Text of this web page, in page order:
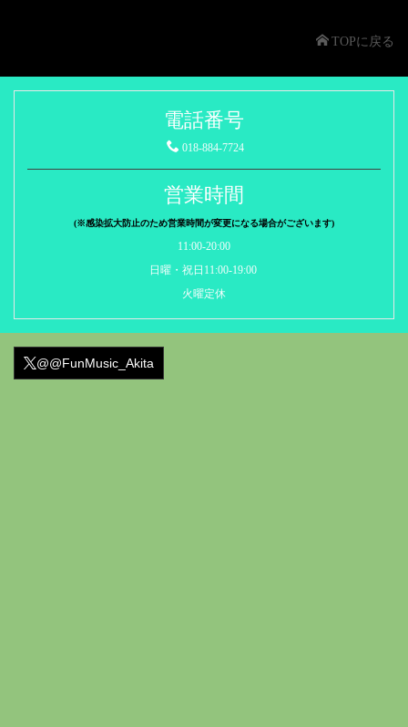
TOPに戻る
電話番号
018-884-7724
営業時間
(※感染拡大防止のため営業時間が変更になる場合がございます)
11:00-20:00
日曜・祝日11:00-19:00
火曜定休
@@FunMusic_Akita